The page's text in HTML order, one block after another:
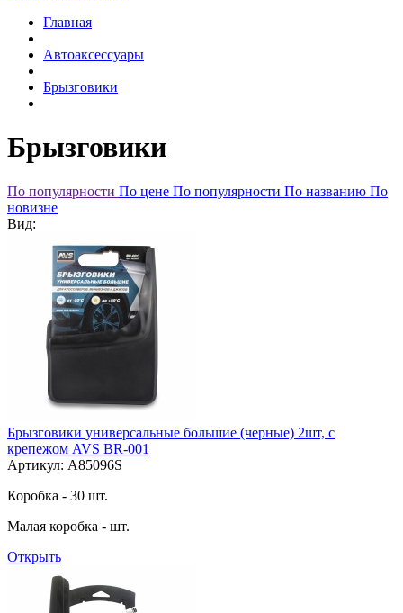
Главная
Автоаксессуары
Брызговики
Брызговики
По популярности По цене По популярности По названию По
новизне
Вид:
Брызговики универсальные большие (черные) 2шт, с
крепежом AVS BR-001
Артикул: A85096S
Коробка - 30 шт.
Малая коробка - шт.
Открыть